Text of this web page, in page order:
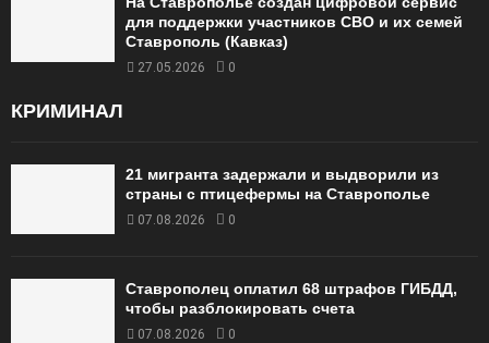
для поддержки участников СВО и их семей
Ставрополь (Кавказ)
27.05.2026 0
КРИМИНАЛ
21 мигранта задержали и выдворили из
страны с птицефермы на Ставрополье
07.08.2026 0
Ставрополец оплатил 68 штрафов ГИБДД,
чтобы разблокировать счета
07.08.2026 0